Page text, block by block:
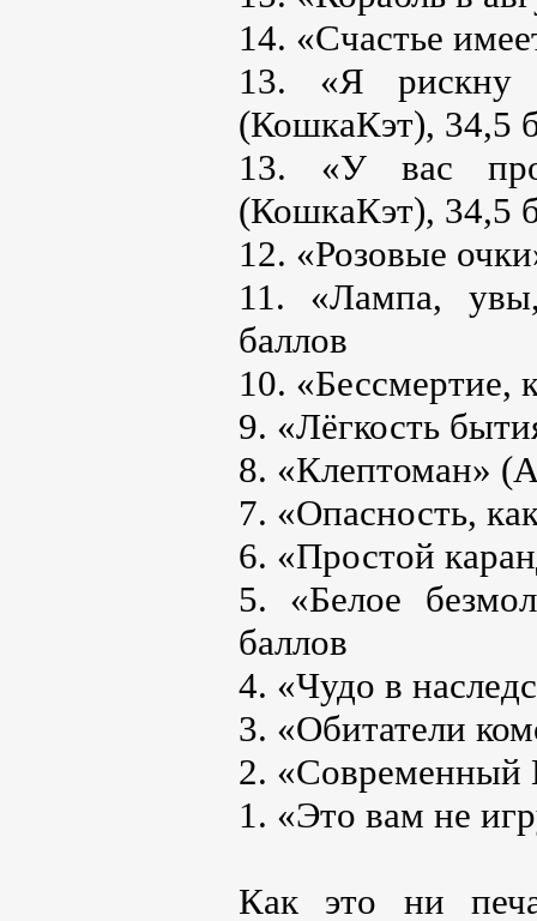
14. «Счастье
13. «Я рискну
(КошкаКэт), 34,5
13. «У вас
(КошкаКэт), 34,5
12. «Розовые
11. «Лампа,
баллов
10. «Бессмертие,
9. «Лёгкость
8. «Клептоман»
7. «Опасность,
6. «Простой
5. «Белое
баллов
4. «Чудо в
3. «Обитатели
2. «Современный
1. «Это вам не
Как это ни